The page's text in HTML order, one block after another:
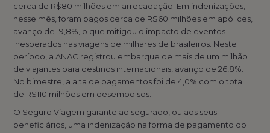
cerca de R$80 milhões em arrecadação. Em indenizações,
nesse mês, foram pagos cerca de R$60 milhões em apólices,
avanço de 19,8%, o que mitigou o impacto de eventos
inesperados nas viagens de milhares de brasileiros. Neste
período, a ANAC registrou embarque de mais de um milhão
de viajantes para destinos internacionais, avanço de 26,8%.
No bimestre, a alta de pagamentos foi de 4,0% com o total
de R$110 milhões em desembolsos.
O Seguro Viagem garante ao segurado, ou aos seus
beneficiários, uma indenização na forma de pagamento do